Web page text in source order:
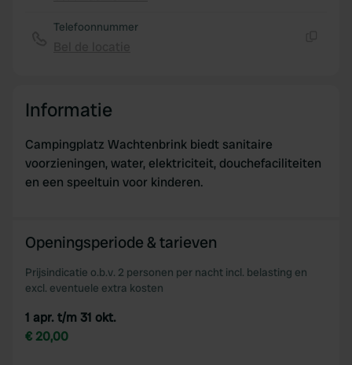
provide social media features and to analyse our traffic.
provided to them or that they’ve collected from your use
Telefoonnummer
Informatie
Campingplatz Wachtenbrink biedt sanitaire
voorzieningen, water, elektriciteit, douchefaciliteiten
en een speeltuin voor kinderen.
Openingsperiode & tarieven
Prijsindicatie o.b.v. 2 personen per nacht incl. belasting en
excl. eventuele extra kosten
1 apr. t/m 31 okt.
€ 20,00